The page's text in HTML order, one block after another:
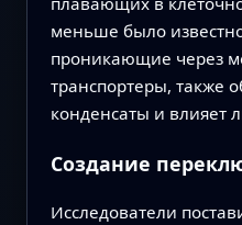
меньше было
проникающие через
транспортеры, также
конденсаты и влияет
Создание
Исследователи